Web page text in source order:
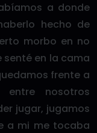
a donde
hecho de
morbo en no
en la cama
frente a
nosotros
jugar, jugamos
a mi me tocaba